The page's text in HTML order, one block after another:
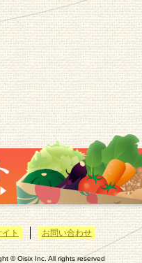
ト お問い合わせ
© Oisix Inc. All rights reserved